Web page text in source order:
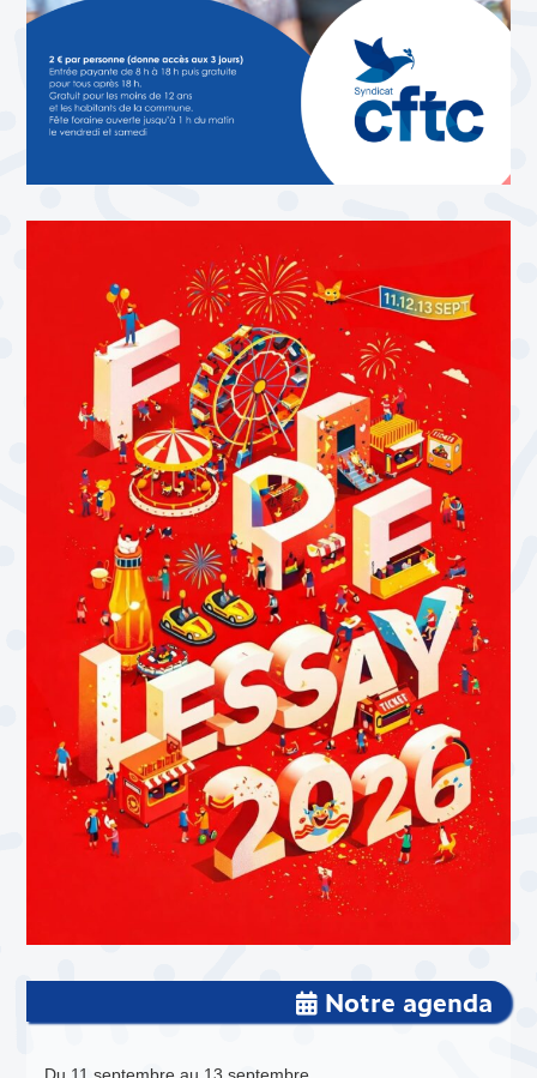
Notre agenda